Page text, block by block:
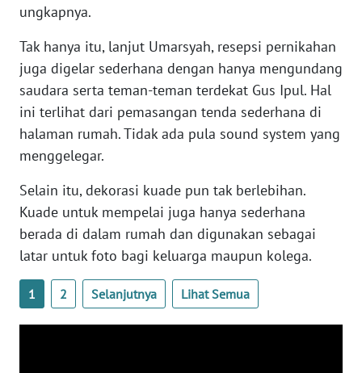
ungkapnya.
Tak hanya itu, lanjut Umarsyah, resepsi pernikahan
juga digelar sederhana dengan hanya mengundang
saudara serta teman-teman terdekat Gus Ipul. Hal
ini terlihat dari pemasangan tenda sederhana di
halaman rumah. Tidak ada pula sound system yang
menggelegar.
Selain itu, dekorasi kuade pun tak berlebihan.
Kuade untuk mempelai juga hanya sederhana
berada di dalam rumah dan digunakan sebagai
latar untuk foto bagi keluarga maupun kolega.
1 2 Selanjutnya Lihat Semua
NTT
WN
KEPRI
PAPUA
WN
BARAT
WN
RIAU